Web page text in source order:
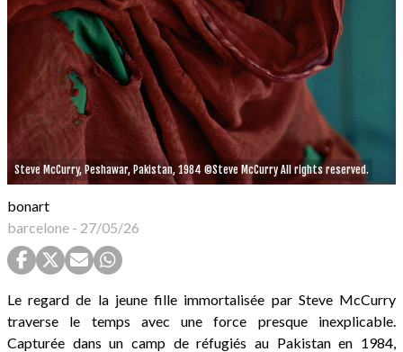
Steve McCurry, Peshawar, Pakistan, 1984 ©Steve McCurry All rights reserved.
bonart
barcelone - 27/05/26
Le regard de la jeune fille immortalisée par Steve McCurry
traverse le temps avec une force presque inexplicable.
Capturée dans un camp de réfugiés au Pakistan en 1984,